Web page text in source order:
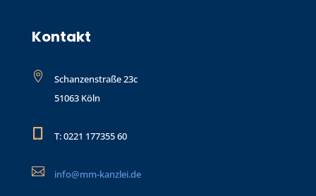
Kontakt

Schanzenstraße 23c
51063 Köln
 T: 0221 177355 60
 info@mm-kanzlei.de